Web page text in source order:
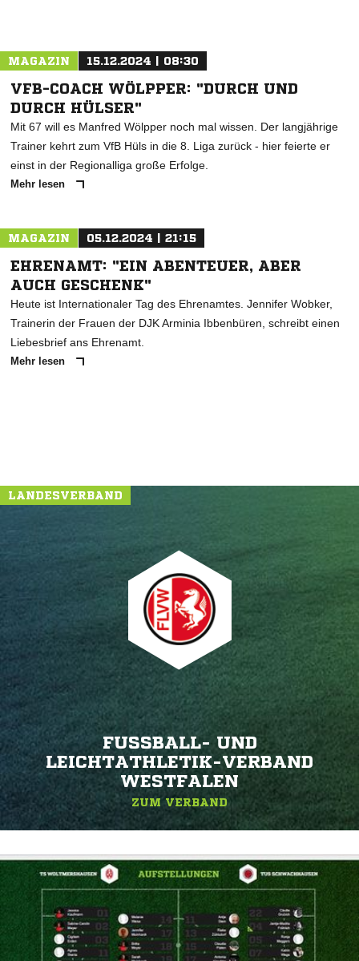
MAGAZIN 15.12.2024 | 08:30
VFB-COACH WÖLPPER: "DURCH UND
DURCH HÜLSER"
Mit 67 will es Manfred Wölpper noch mal wissen. Der langjährige
Trainer kehrt zum VfB Hüls in die 8. Liga zurück - hier feierte er
einst in der Regionalliga große Erfolge.
Mehr lesen
MAGAZIN 05.12.2024 | 21:15
EHRENAMT: "EIN ABENTEUER, ABER
AUCH GESCHENK"
Heute ist Internationaler Tag des Ehrenamtes. Jennifer Wobker,
Trainerin der Frauen der DJK Arminia Ibbenbüren, schreibt einen
Liebesbrief ans Ehrenamt.
Mehr lesen
LANDESVERBAND
FUSSBALL- UND L
EICHTATHLETIK-VERBAND W
ESTFALEN
ZUM VERBAND